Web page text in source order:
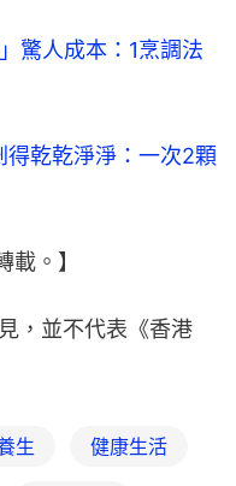
驚人成本：1烹調法
得乾乾淨淨：一次2顆
載。】
，並不代表《香港
生 健康生活